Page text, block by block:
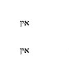
אין
אין